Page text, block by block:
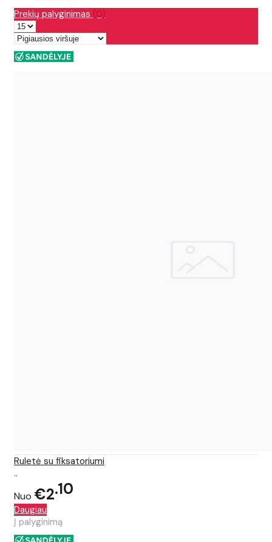
Prekių palyginimas (0)
Ruletė su fiksatoriumi
..
Nuo €2 10
Daugiau
Į palyginimą